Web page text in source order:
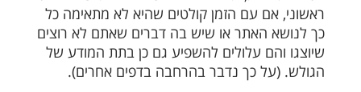
ראשוני, אם עם הזמן קולטים שהיא לא מתאימה כל
כך לנושא האתר או שיש בה דברים שאתם לא רוצים
שיוצגו והם עלולים להשפיע גם כן בתת המודע של
הגולש. (על כך נדבר בהרחבה בדפים אחרים).